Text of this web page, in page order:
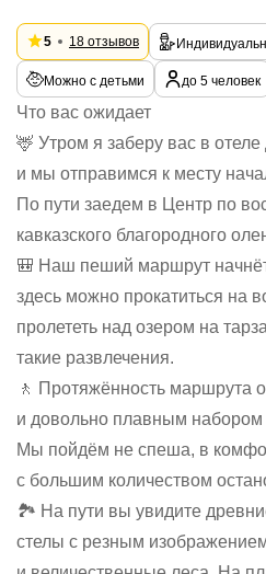
5 18 отзывов
Можно с детьми до 5 человек
Что вас ожидает
🦌 Утром я заберу вас в
и мы отправимся к месту
По пути заедем в Центр по
кавказского благородного
🎒 Наш пеший маршрут
здесь можно прокатиться на
пролететь над озером на
такие развлечения.
🚶 Протяжённость маршрута
и довольно плавным
Мы пойдём не спеша, в
с большим количеством
🏞 На пути вы увидите
стелы с резным